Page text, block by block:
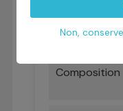
Fiche
Composition
Non,